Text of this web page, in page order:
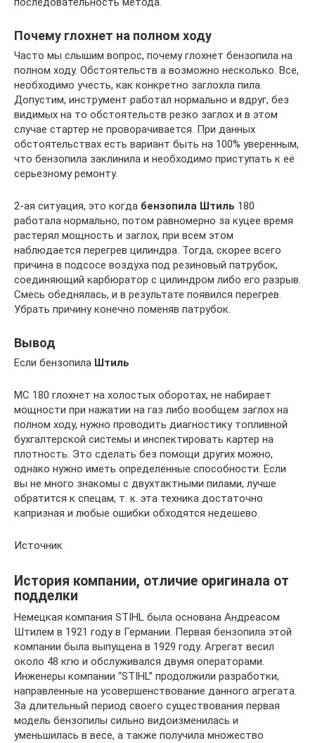
Почему глохнет на полном ходу
Часто мы слышим вопрос, почему глохнет бензопила на
полном ходу. Обстоятельств а возможно несколько. Все,
необходимо учесть, как конкретно заглохла пила.
Допустим, инструмент работал нормально и вдруг, без
видимых на то обстоятельств резко заглох и в этом
случае стартер не проворачивается. При данных
обстоятельствах есть вариант быть на 100% уверенным,
что бензопила заклинила и необходимо приступать к её
серьезному ремонту.
2-ая ситуация, это когда бензопила Штиль 180
работала нормально, потом равномерно за куцее время
растерял мощность и заглох, при всем этом
наблюдается перегрев цилиндра. Тогда, скорее всего
причина в подсосе воздуха под резиновый патрубок,
соединяющий карбюратор с цилиндром либо его разрыв.
Смесь обеднялась, и в результате появился перегрев.
Убрать причину конечно поменяв патрубок.
Вывод
Если бензопила Штиль
МС 180 глохнет на холостых оборотах, не набирает
мощности при нажатии на газ либо вообщем заглох на
полном ходу, нужно проводить диагностику топливной
бухгалтерской системы и инспектировать картер на
плотность. Это сделать без помощи других можно,
однако нужно иметь определенные способности. Если
вы не много знакомы с двухтактными пилами, лучше
обратится к спецам, т. к. эта техника достаточно
капризная и любые ошибки обходятся недешево.
Источник
История компании, отличие оригинала от
подделки
Немецкая компания STIHL была основана Андреасом
Штилем в 1921 году в Германии. Первая бензопила этой
компании была выпущена в 1929 году. Агрегат весил
около 48 кгю и обслуживался двумя операторами.
Инженеры компании “STIHL” продолжили разработки,
направленные на усовершенствование данного агрегата.
За длительный период своего существования первая
модель бензопилы сильно видоизменилась и
уменьшилась в весе, а также получила множество